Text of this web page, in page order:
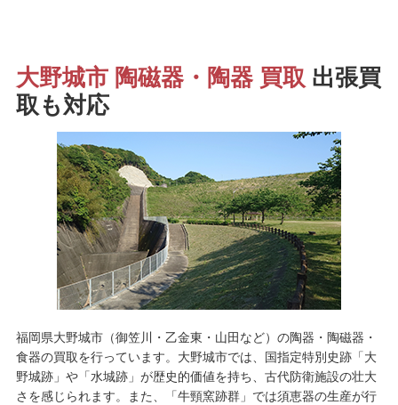
大野城市 陶磁器・陶器 買取 出張買
取も対応
福岡県大野城市（御笠川・乙金東・山田など）の陶器・陶磁器・
食器の買取を行っています。大野城市では、国指定特別史跡「大
野城跡」や「水城跡」が歴史的価値を持ち、古代防衛施設の壮大
さを感じられます。また、「牛頸窯跡群」では須恵器の生産が行